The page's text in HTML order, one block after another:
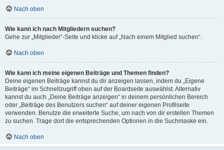
Nach oben
Wie kann ich nach Mitgliedern suchen?
Gehe zur „Mitglieder“-Seite und klicke auf „Nach einem Mitglied suchen“.
Nach oben
Wie kann ich meine eigenen Beiträge und Themen finden?
Deine eigenen Beiträge kannst du dir anzeigen lassen, indem du „Eigene
Beiträge“ im Schnellzugriff oben auf der Boardseite auswählst. Alternativ
kannst du auch „Deine Beiträge anzeigen“ in deinem persönlichen Bereich
oder „Beiträge des Benutzers suchen“ auf deiner eigenen Profilseite
verwenden. Benutze die erweiterte Suche, um nach von dir erstellen Themen
zu suchen. Trage dort die entsprechenden Optionen in die Suchmaske ein.
Nach oben